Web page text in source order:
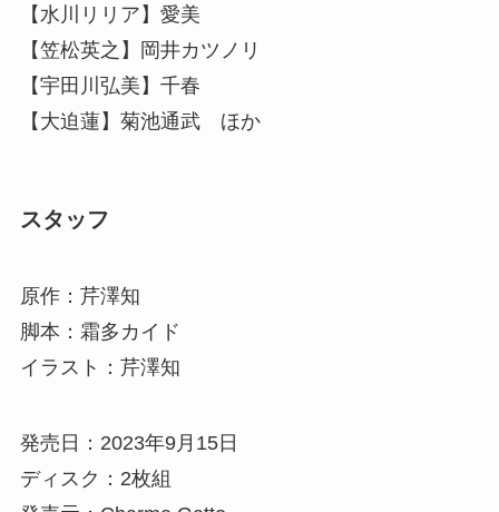
【水川リリア】愛美
【笠松英之】岡井カツノリ
【宇田川弘美】千春
【大迫蓮】菊池通武 ほか
スタッフ
原作：芹澤知
脚本：霜多カイド
イラスト：芹澤知
発売日：2023年9月15日
ディスク：2枚組